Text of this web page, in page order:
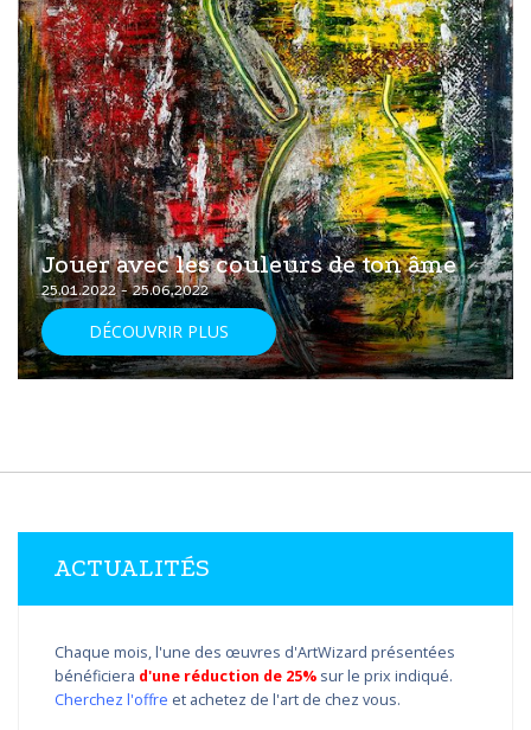
Jouer avec les couleurs de ton âme
25.01.2022 - 25.06.2022
DÉCOUVRIR PLUS
ACTUALITÉS
Chaque mois, l'une des œuvres d'ArtWizard présentées
bénéficiera d'une réduction de 25% sur le prix indiqué.
Cherchez l'offre et achetez de l'art de chez vous.